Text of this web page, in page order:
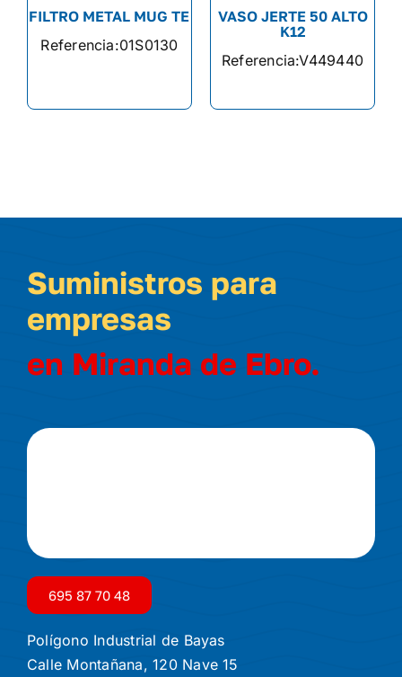
FILTRO METAL MUG TE
Referencia:01S0130
VASO JERTE 50 ALTO
K12
Referencia:V449440
Suministros para
empresas
en Miranda de Ebro.
695 87 70 48
Polígono Industrial de Bayas
Calle Montañana, 120 Nave 15